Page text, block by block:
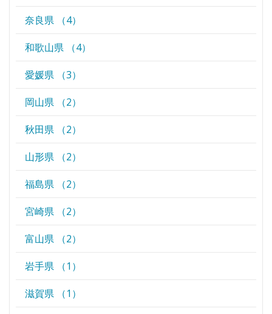
奈良県 （4）
和歌山県 （4）
愛媛県 （3）
岡山県 （2）
秋田県 （2）
山形県 （2）
福島県 （2）
宮崎県 （2）
富山県 （2）
岩手県 （1）
滋賀県 （1）